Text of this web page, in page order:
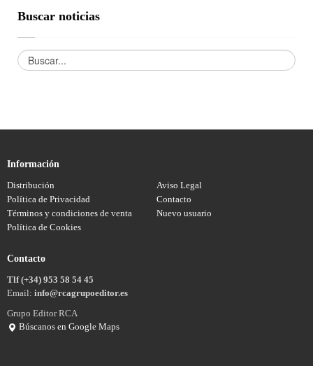
Buscar noticias
Información
Distribución
Aviso Legal
Política de Privacidad
Contacto
Términos y condiciones de venta
Nuevo usuario
Política de Cookies
Contacto
Tlf (+34) 953 58 54 45
Email: info@rcagrupoeditor.es
Grupo Editor RCA
Búscanos en Google Maps